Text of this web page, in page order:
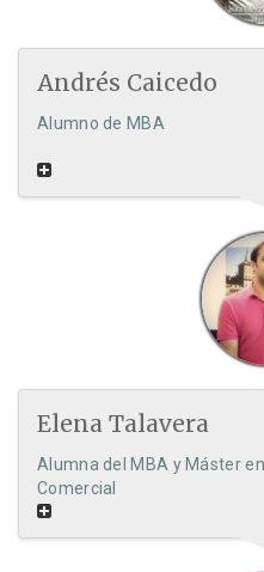
Andrés Caicedo
Alumno de MBA
Elena Talavera
Alumna del MBA y Máster
Comercial